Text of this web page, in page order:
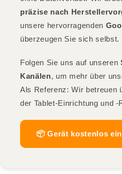
präzise nach
unsere hervorragenden
überzeugen Sie sich selbst.
Folgen Sie uns auf unseren
Kanälen, um mehr über
Als Referenz: Wir betreuen
der Tablet-Einrichtung und -
📦 Gerät kostenlos